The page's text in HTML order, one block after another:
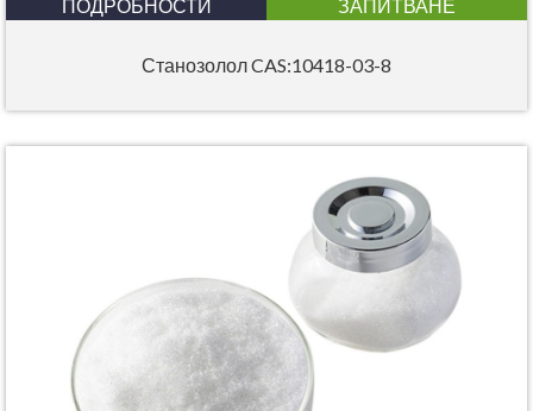
ПОДРОБНОСТИ ЗАПИТВАНЕ
Станозолол CAS:10418-03-8